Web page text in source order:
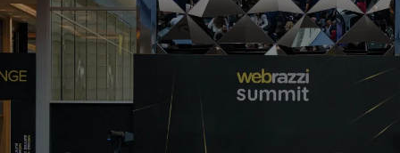
Google'ın modüler akıllı telefonu
Project Ara, 2016'ya ertelendi